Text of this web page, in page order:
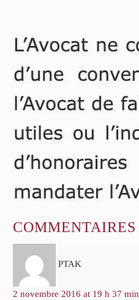
COMMENTAIRES
PTAK
2 novembre 2016 at 19 h 37 min